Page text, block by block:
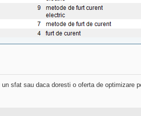
sfat sau daca doresti o oferta de optimizare